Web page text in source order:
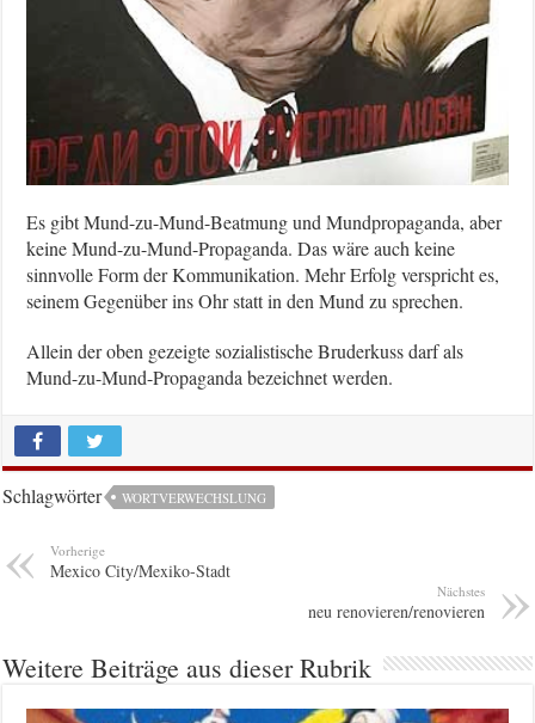
Es gibt Mund-zu-Mund-Beatmung und Mundpropaganda, aber
keine Mund-zu-Mund-Propaganda. Das wäre auch keine
sinnvolle Form der Kommunikation. Mehr Erfolg verspricht es,
seinem Gegenüber ins Ohr statt in den Mund zu sprechen.
Allein der oben gezeigte sozialistische Bruderkuss darf als
Mund-zu-Mund-Propaganda bezeichnet werden.
Schlagwörter WORTVERWECHSLUNG
Vorherige
Mexico City/Mexiko-Stadt
Nächstes
neu renovieren/renovieren
Weitere Beiträge aus dieser Rubrik